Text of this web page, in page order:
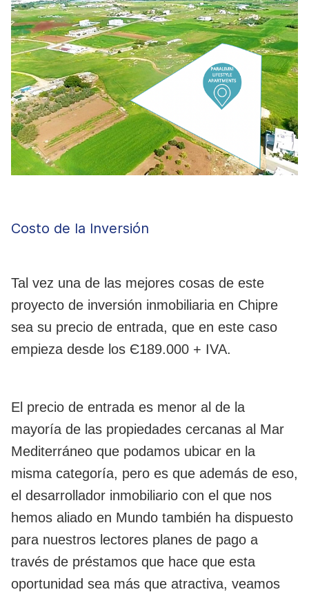
Costo de la Inversión
Tal vez una de las mejores cosas de este
proyecto de inversión inmobiliaria en Chipre
sea su precio de entrada, que en este caso
empieza desde los Є189.000 + IVA.
El precio de entrada es menor al de la
mayoría de las propiedades cercanas al Mar
Mediterráneo que podamos ubicar en la
misma categoría, pero es que además de eso,
el desarrollador inmobiliario con el que nos
hemos aliado en Mundo también ha dispuesto
para nuestros lectores planes de pago a
través de préstamos que hace que esta
oportunidad sea más que atractiva, veamos